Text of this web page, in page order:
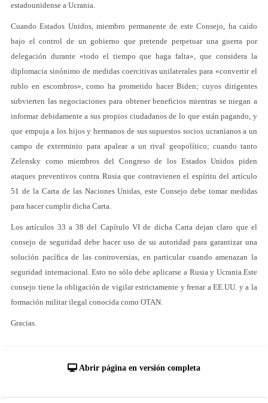
estadounidense a Ucrania.
Cuando Estados Unidos, miembro permanente de este Consejo, ha caído
bajo el control de un gobierno que pretende perpetuar una guerra por
delegación durante «todo el tiempo que haga falta», que considera la
diplomacia sinónimo de medidas coercitivas unilaterales para «convertir el
rublo en escombros», como ha prometido hacer Biden; cuyos dirigentes
subvierten las negociaciones para obtener beneficios mientras se niegan a
informar debidamente a sus propios ciudadanos de lo que están pagando, y
que empuja a los hijos y hermanos de sus supuestos socios ucranianos a un
campo de exterminio para apalear a un rival geopolítico; cuando tanto
Zelensky como miembros del Congreso de los Estados Unidos piden
ataques preventivos contra Rusia que contravienen el espíritu del artículo
51 de la Carta de las Naciones Unidas, este Consejo debe tomar medidas
para hacer cumplir dicha Carta.
Los artículos 33 a 38 del Capítulo VI de dicha Carta dejan claro que el
consejo de seguridad debe hacer uso de su autoridad para garantizar una
solución pacífica de las controversias, en particular cuando amenazan la
seguridad internacional. Esto no sólo debe aplicarse a Rusia y Ucrania.Este
consejo tiene la obligación de vigilar estrictamente y frenar a EE.UU. y a la
formación militar ilegal conocida como OTAN.
Gracias.
Abrir página en versión completa